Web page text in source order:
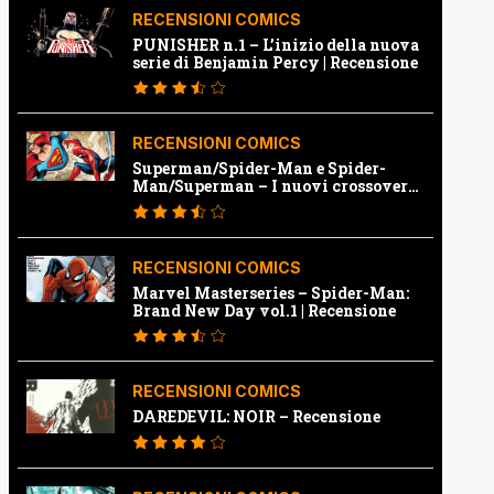
RECENSIONI COMICS
PUNISHER n.1 – L’inizio della nuova
serie di Benjamin Percy | Recensione
RECENSIONI COMICS
Superman/Spider-Man e Spider-
Man/Superman – I nuovi crossover
Marvel e Dc | Recensione
RECENSIONI COMICS
Marvel Masterseries – Spider-Man:
Brand New Day vol.1 | Recensione
RECENSIONI COMICS
DAREDEVIL: NOIR – Recensione